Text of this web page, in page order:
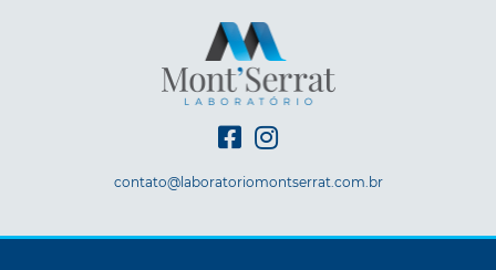
contato@laboratoriomontserrat.com.br